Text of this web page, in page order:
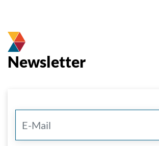
Newsletter